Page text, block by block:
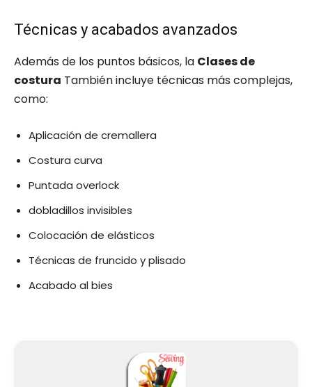
Técnicas y acabados avanzados
Además de los puntos básicos, la Clases de
costura También incluye técnicas más complejas,
como:
Aplicación de cremallera
Costura curva
Puntada overlock
dobladillos invisibles
Colocación de elásticos
Técnicas de fruncido y plisado
Acabado al bies